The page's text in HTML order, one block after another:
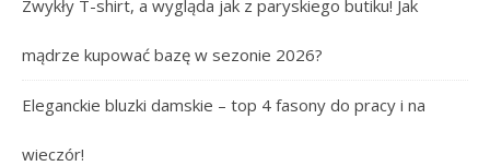
Zwykły T-shirt, a wygląda jak z paryskiego butiku! Jak
mądrze kupować bazę w sezonie 2026?
Eleganckie bluzki damskie – top 4 fasony do pracy i na
wieczór!